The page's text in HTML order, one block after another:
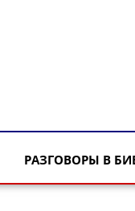
РАЗГОВОРЫ В